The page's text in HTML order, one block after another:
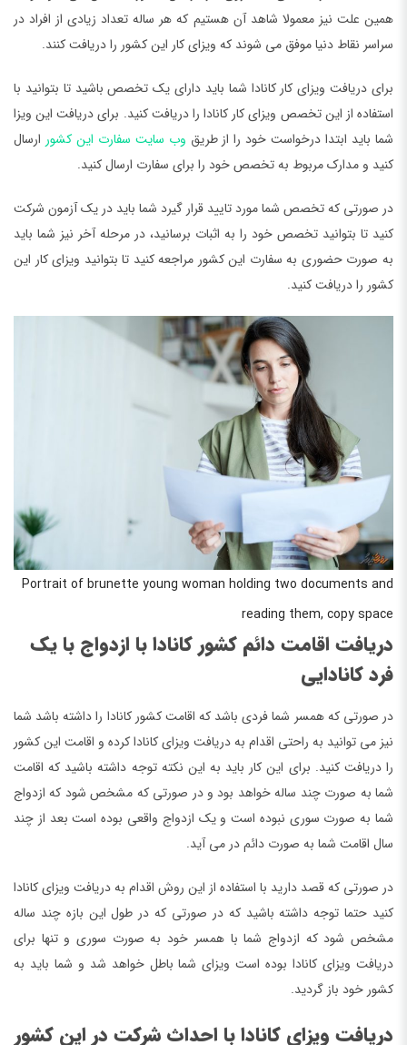
همین علت نیز معمولا شاهد آن هستیم که هر ساله تعداد زیادی از افراد در
سراسر نقاط دنیا موفق می شوند که ویزای کار این کشور را دریافت کنند.
برای دریافت ویزای کار کانادا شما باید دارای یک تخصص باشید تا بتوانید با
استفاده از این تخصص ویزای کار کانادا را دریافت کنید. برای دریافت این ویزا
شما باید ابتدا درخواست خود را از طریق وب سایت سفارت این کشور ارسال
کنید و مدارک مربوط به تخصص خود را برای سفارت ارسال کنید.
در صورتی که تخصص شما مورد تایید قرار گیرد شما باید در یک آزمون شرکت
کنید تا بتوانید تخصص خود را به اثبات برسانید، در مرحله آخر نیز شما باید
به صورت حضوری به سفارت این کشور مراجعه کنید تا بتوانید ویزای کار این
کشور را دریافت کنید.
Portrait of brunette young woman holding two documents and
reading them, copy space
دریافت اقامت دائم کشور کانادا با ازدواج با یک
فرد کانادایی
در صورتی که همسر شما فردی باشد که اقامت کشور کانادا را داشته باشد شما
نیز می توانید به راحتی اقدام به دریافت ویزای کانادا کرده و اقامت این کشور
را دریافت کنید. برای این کار باید به این نکته توجه داشته باشید که اقامت
شما به صورت چند ساله خواهد بود و در صورتی که مشخص شود که ازدواج
شما به صورت سوری نبوده است و یک ازدواج واقعی بوده است بعد از چند
سال اقامت شما به صورت دائم در می آید.
در صورتی که قصد دارید با استفاده از این روش اقدام به دریافت ویزای کانادا
کنید حتما توجه داشته باشید که در صورتی که در طول این بازه چند ساله
مشخص شود که ازدواج شما با همسر خود به صورت سوری و تنها برای
دریافت ویزای کانادا بوده است ویزای شما باطل خواهد شد و شما باید به
کشور خود باز گردید.
دریافت ویزای کانادا با احداث شرکت در این کشور